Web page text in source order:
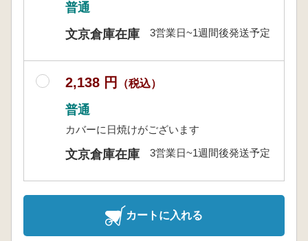
普通
文京倉庫在庫
3営業日~1週間後発送予定
2,138 円 （税込）
普通
カバーに日焼けがございます
文京倉庫在庫 3営業日~1週間後発送予定
カートに入れる